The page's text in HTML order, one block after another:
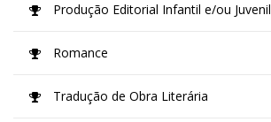
Produção Editorial Infantil e/ou Juvenil
Romance
Tradução de Obra Literária